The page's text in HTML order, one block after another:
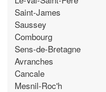
Saint-James
Saussey
Combourg
Sens-de-Bretagne
Avranches
Cancale
Mesnil-Roc'h